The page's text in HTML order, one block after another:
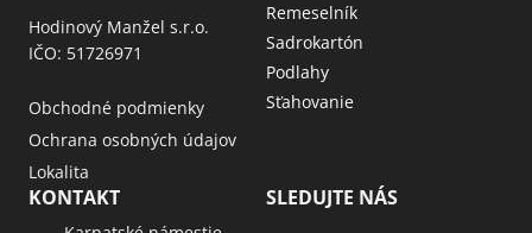
Hodinový Manžel s.r.o.
IČO: 51726971
Obchodné podmienky
Ochrana osobných údajov
Lokalita
Remeselník
Sadrokartón
Podlahy
Sťahovanie
KONTAKT SLEDUJTE NÁS